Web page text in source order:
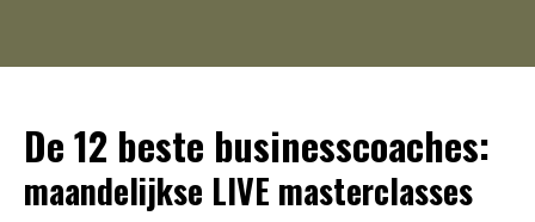
De 12 beste businesscoaches:
maandelijkse LIVE masterclasses